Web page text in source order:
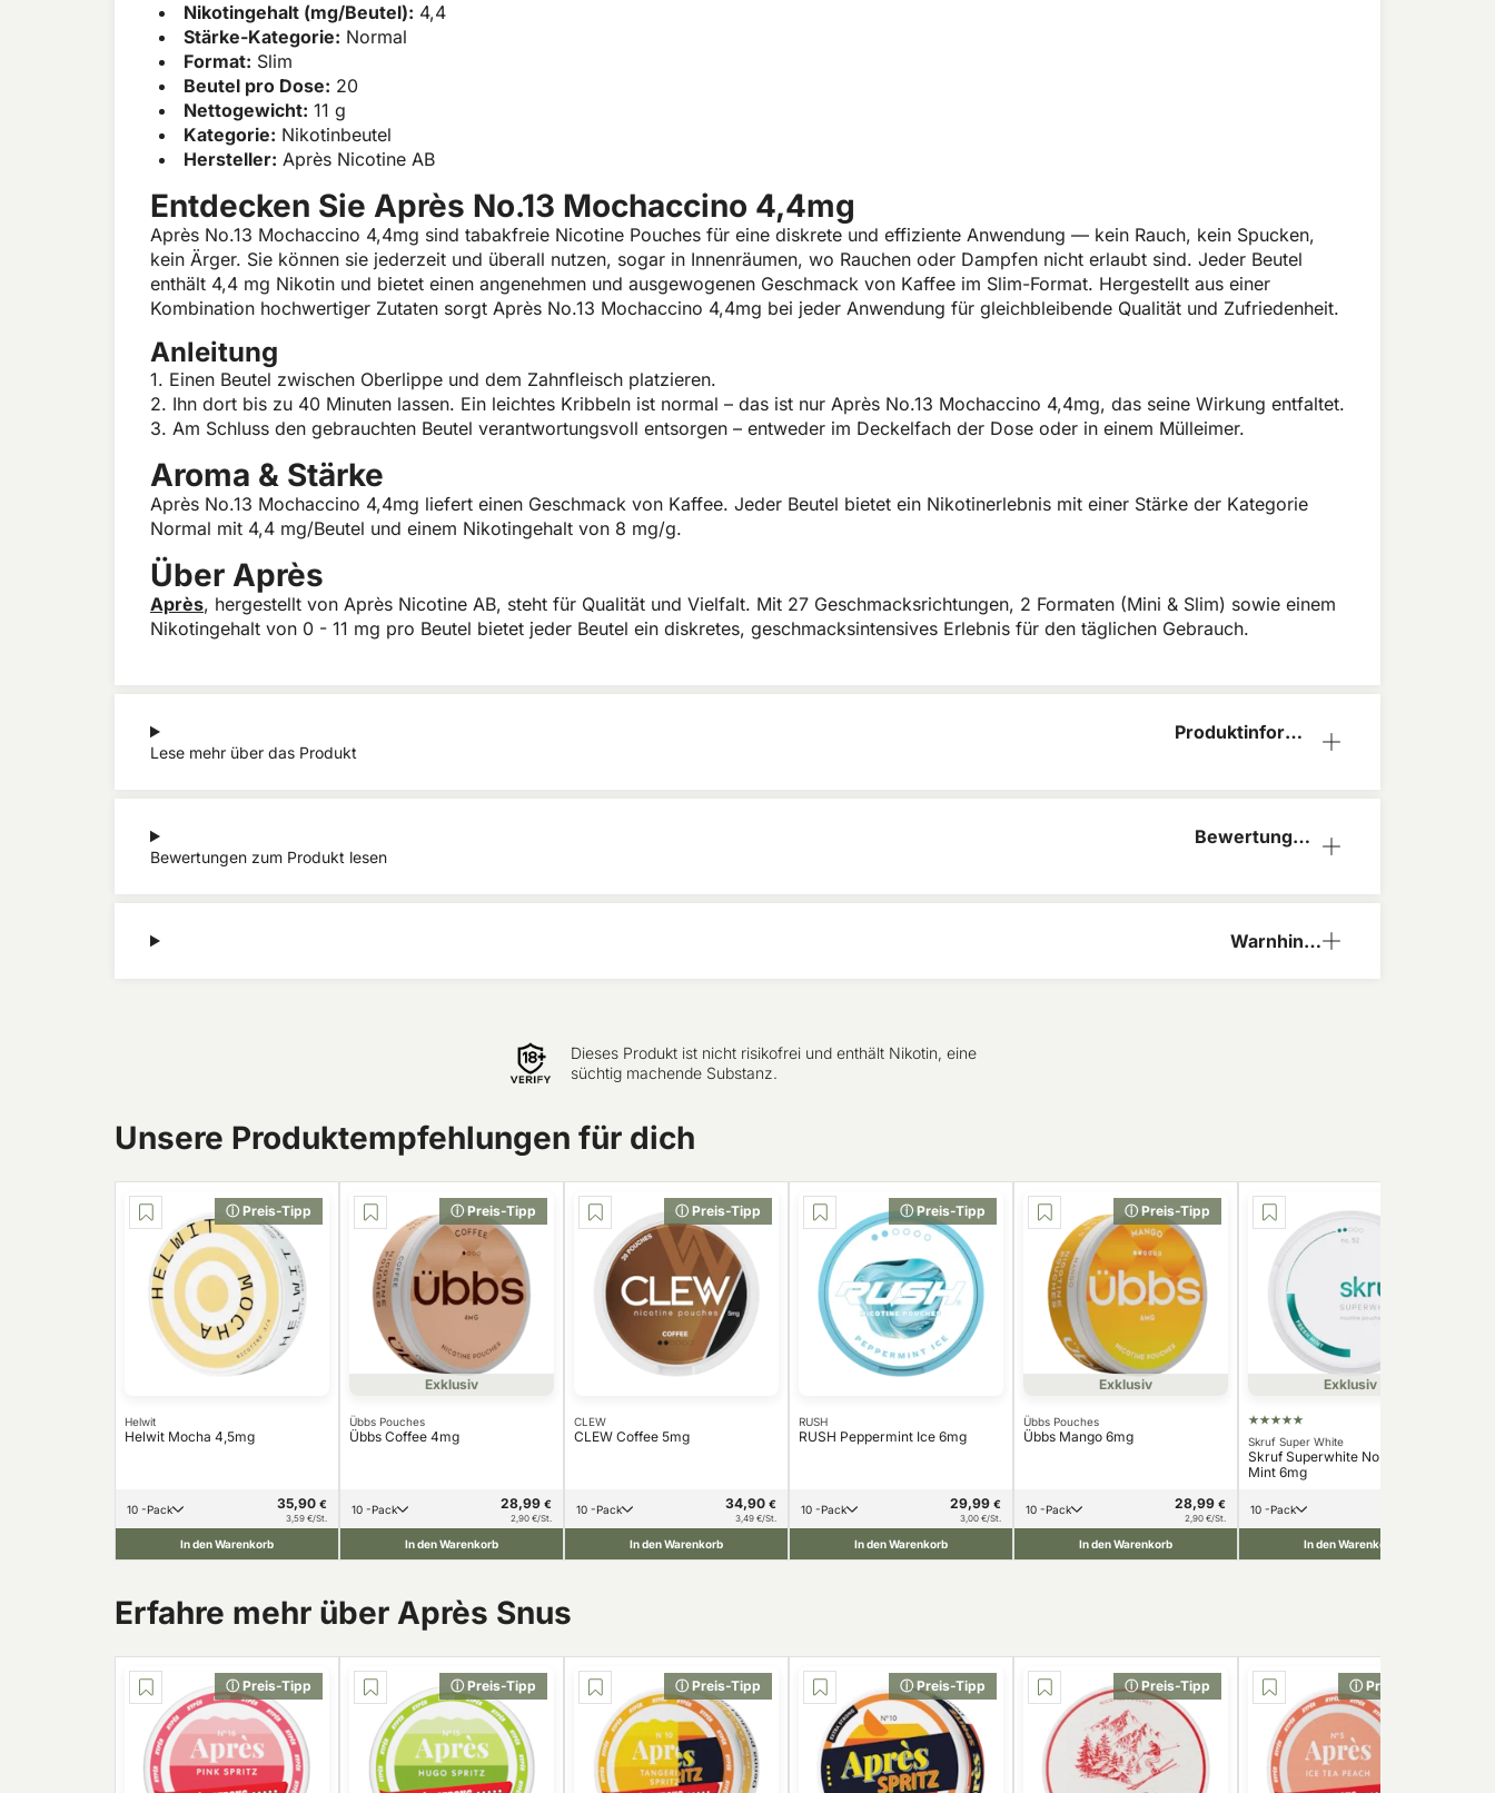
Nikotingehalt (mg/Beutel): 4,4
Stärke-Kategorie: Normal
Format: Slim
Beutel pro Dose: 20
Nettogewicht: 11 g
Kategorie: Nikotinbeutel
Hersteller: Après Nicotine AB
Entdecken Sie Après No.13 Mochaccino 4,4mg
Après No.13 Mochaccino 4,4mg sind tabakfreie Nicotine Pouches für eine diskrete und effiziente Anwendung — kein Rauch, kein Spucken,
kein Ärger. Sie können sie jederzeit und überall nutzen, sogar in Innenräumen, wo Rauchen oder Dampfen nicht erlaubt sind. Jeder Beutel
enthält 4,4 mg Nikotin und bietet einen angenehmen und ausgewogenen Geschmack von Kaffee im Slim-Format. Hergestellt aus einer
Kombination hochwertiger Zutaten sorgt Après No.13 Mochaccino 4,4mg bei jeder Anwendung für gleichbleibende Qualität und Zufriedenheit.
Anleitung
1. Einen Beutel zwischen Oberlippe und dem Zahnfleisch platzieren.
2. Ihn dort bis zu 40 Minuten lassen. Ein leichtes Kribbeln ist normal – das ist nur Après No.13 Mochaccino 4,4mg, das seine Wirkung entfaltet.
3. Am Schluss den gebrauchten Beutel verantwortungsvoll entsorgen – entweder im Deckelfach der Dose oder in einem Mülleimer.
Aroma & Stärke
Après No.13 Mochaccino 4,4mg liefert einen Geschmack von Kaffee. Jeder Beutel bietet ein Nikotinerlebnis mit einer Stärke der Kategorie
Normal mit 4,4 mg/Beutel und einem Nikotingehalt von 8 mg/g.
Über Après
Après, hergestellt von Après Nicotine AB, steht für Qualität und Vielfalt. Mit 27 Geschmacksrichtungen, 2 Formaten (Mini & Slim) sowie einem
Nikotingehalt von 0 - 11 mg pro Beutel bietet jeder Beutel ein diskretes, geschmacksintensives Erlebnis für den täglichen Gebrauch.
Produktinform
Lese mehr über das Produkt
Bewertungen
Bewertungen zum Produkt lesen
Warnhinw
Dieses Produkt ist nicht risikofrei und enthält Nikotin, eine
süchtig machende Substanz.
Unsere Produktempfehlungen für dich
ⓘ Preis-Tipp
Helwit
Helwit Mocha 4,5mg
10 -Pack 35,90 €
3,59 €/St.
In den Warenkorb
ⓘ Preis-Tipp
Exklusiv
Übbs Pouches
Übbs Coffee 4mg
10 -Pack 28,99 €
2,90 €/St.
In den Warenkorb
ⓘ Preis-Tipp
CLEW
CLEW Coffee 5mg
10 -Pack 34,90 €
3,49 €/St.
In den Warenkorb
ⓘ Preis-Tipp
RUSH
RUSH Peppermint Ice 6mg
10 -Pack 29,99 €
3,00 €/St.
In den Warenkorb
ⓘ Preis-Tipp
Exklusiv
Übbs Pouches
Übbs Mango 6mg
10 -Pack 28,99 €
2,90 €/St.
In den Warenkorb
Exklusiv
Skruf Super White
Skruf Superwhite No.52 Fresh
Mint 6mg
10 -Pack
In den Warenkorb
Erfahre mehr über Après Snus
ⓘ Preis-Tipp ⓘ Preis-Tipp ⓘ Preis-Tipp ⓘ Preis-Tipp ⓘ Preis-Tipp ⓘ Preis-Tipp